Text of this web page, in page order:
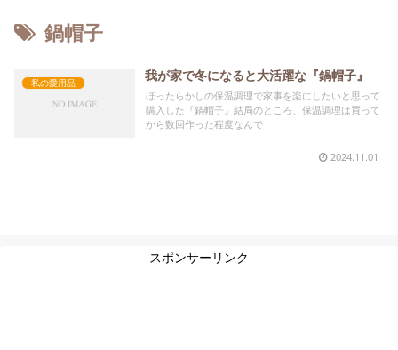
鍋帽子
私の愛用品 我が家で冬になると大活躍な『鍋帽子』
ほったらかしの保温調理で家事を楽にしたいと思って
購入した『鍋帽子』結局のところ、保温調理は買って
から数回作った程度なんで
2024.11.01
スポンサーリンク